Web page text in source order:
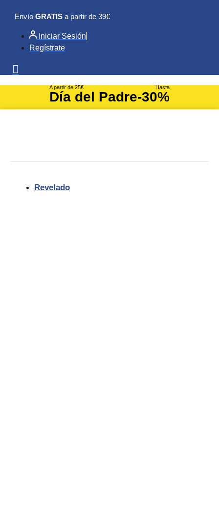
contenido
Envío GRATIS a partir de 39€
Iniciar Sesión
Regístrate
A partir de 25€
Día del Padre
Hasta
-30%
Revelado